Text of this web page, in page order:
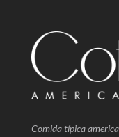
Comida típica